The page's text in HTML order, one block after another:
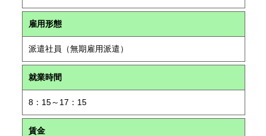
雇用形態
派遣社員（無期雇用派遣）
就業時間
8：15～17：15
賃金